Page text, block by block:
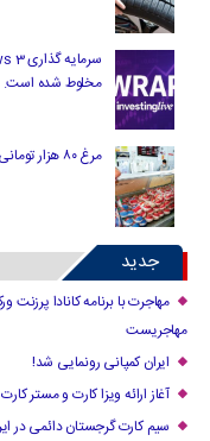
مخلوط شده است. USD عمدتا پایین.
مرغ ۸۰ هزار تومانی آمد/ مرغ ارزان را از کجا بخریم؟
جدید
مهاجرت با برنامه کانادا
مهاجریست
ایران کمپانی رونمایی شد!
آغاز ارائه ویزا کارت و مستر کارت
سیم کارت گرجستان دائمی در